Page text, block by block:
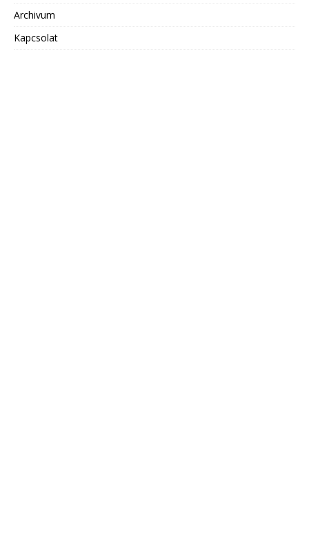
Archivum
Kapcsolat